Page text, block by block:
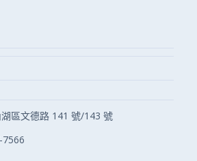
區文德路 141 號/143 號